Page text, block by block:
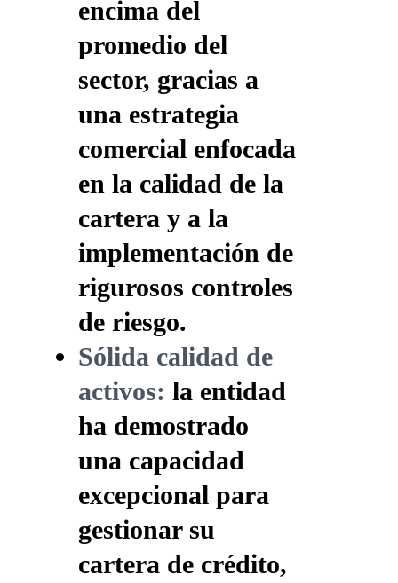
encima del
promedio del
sector, gracias a
una estrategia
comercial enfocada
en la calidad de la
cartera y a la
implementación de
rigurosos controles
de riesgo.
Sólida calidad de
activos: la entidad
ha demostrado
una capacidad
excepcional para
gestionar su
cartera de crédito,